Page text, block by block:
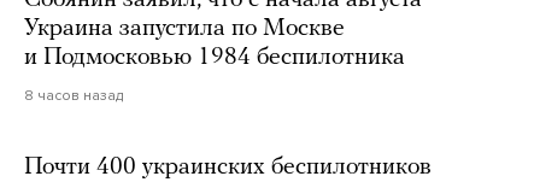
Украина запустила по Москве
и Подмосковью 1984 беспилотника
8 часов назад
Почти 400 украинских беспилотников